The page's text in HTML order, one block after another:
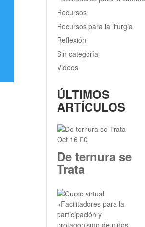
Recursos
Recursos para la liturgia
Reflexión
Sin categoría
Videos
ÚLTIMOS
ARTÍCULOS
Oct 16 0
De ternura se
Trata